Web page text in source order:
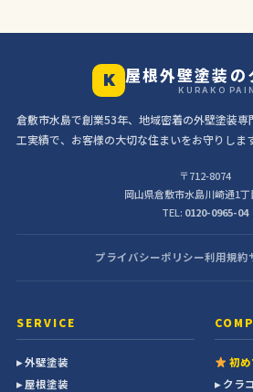
K 屋根外壁塗装の
KURAKO
倉敷市水島で創業53年、地域密着の外壁塗装
工実績で、お客様の大切な住まいをお守りします
〒712-8074
岡山県倉敷市水島川崎通1丁
TEL: 0120-0965-04
プライバシーポリシー利用規約
SERVICE
▸ 外壁塗装
▸ 屋根塗装
初
▸ クラ